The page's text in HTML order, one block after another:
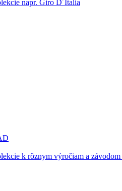
napr. Giro D´Italia
k rôznym výročiam a